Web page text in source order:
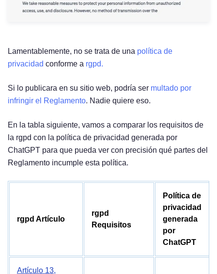
Lamentablemente, no se trata de una política de
privacidad conforme a rgpd.
Si lo publicara en su sitio web, podría ser multado por
infringir el Reglamento. Nadie quiere eso.
En la tabla siguiente, vamos a comparar los requisitos de
la rgpd con la política de privacidad generada por
ChatGPT para que pueda ver con precisión qué partes del
Reglamento incumple esta política.
rgpd Artículo
rgpd
Requisitos
Política de
privacidad
generada
por
ChatGPT
Artículo 13,